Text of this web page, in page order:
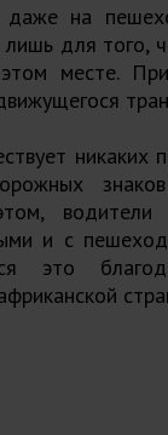
даже на
лишь для того,
месте.
никаких
водители
и с
это